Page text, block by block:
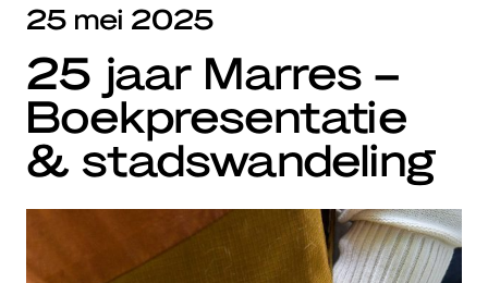
Programma
Educatie
Over Marres
Marres Kitchen
25 mei 2025
25 jaar Marres –
Boekpresentatie
& stadswandeling